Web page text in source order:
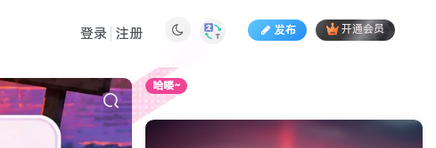
发布 开通会员
登录 注册
哈喽~
别错过哦！